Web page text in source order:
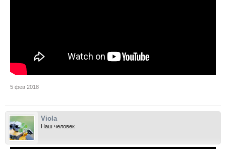
5 фев 2018
Viola
Наш человек